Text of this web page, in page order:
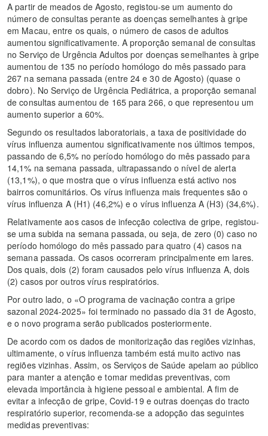
A partir de meados de Agosto, registou-se um aumento do
número de consultas perante as doenças semelhantes à gripe
em Macau, entre os quais, o número de casos de adultos
aumentou significativamente. A proporção semanal de consultas
no Serviço de Urgência Adultos por doenças semelhantes à gripe
aumentou de 135 no período homólogo do mês passado para
267 na semana passada (entre 24 e 30 de Agosto) (quase o
dobro). No Serviço de Urgência Pediátrica, a proporção semanal
de consultas aumentou de 165 para 266, o que representou um
aumento superior a 60%.
Segundo os resultados laboratoriais, a taxa de positividade do
vírus influenza aumentou significativamente nos últimos tempos,
passando de 6,5% no período homólogo do mês passado para
14,1% na semana passada, ultrapassando o nível de alerta
(13,1%), o que mostra que o vírus influenza está activo nos
bairros comunitários. Os vírus influenza mais frequentes são o
vírus influenza A (H1) (46,2%) e o vírus influenza A (H3) (34,6%).
Relativamente aos casos de infecção colectiva de gripe, registou-
se uma subida na semana passada, ou seja, de zero (0) caso no
período homólogo do mês passado para quatro (4) casos na
semana passada. Os casos ocorreram principalmente em lares.
Dos quais, dois (2) foram causados pelo vírus influenza A, dois
(2) casos por outros vírus respiratórios.
Por outro lado, o «O programa de vacinação contra a gripe
sazonal 2024-2025» foi terminado no passado dia 31 de Agosto,
e o novo programa serão publicados posteriormente.
De acordo com os dados de monitorização das regiões vizinhas,
ultimamente, o vírus influenza também está muito activo nas
regiões vizinhas. Assim, os Serviços de Saúde apelam ao público
para manter a atenção e tomar medidas preventivas, com
elevada importância à higiene pessoal e ambiental. A fim de
evitar a infecção de gripe, Covid-19 e outras doenças do tracto
respiratório superior, recomenda-se a adopção das seguintes
medidas preventivas: